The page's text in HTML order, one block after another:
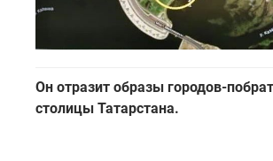
Он отразит образы городов-
столицы Татарстана.